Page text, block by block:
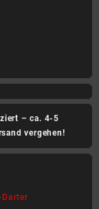
– ca. 4-5
vergehen!